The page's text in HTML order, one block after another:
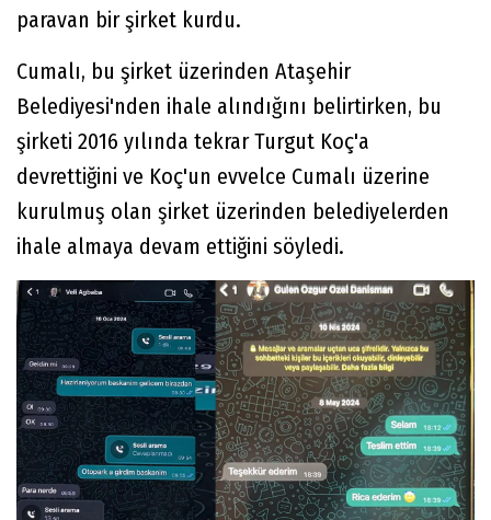
paravan bir şirket kurdu.
Cumalı, bu şirket üzerinden Ataşehir
Belediyesi'nden ihale alındığını belirtirken, bu
şirketi 2016 yılında tekrar Turgut Koç'a
devrettiğini ve Koç'un evvelce Cumalı üzerine
kurulmuş olan şirket üzerinden belediyelerden
ihale almaya devam ettiğini söyledi.